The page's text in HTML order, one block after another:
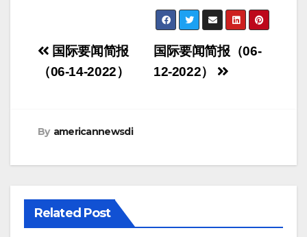
Post
navigation
国际要闻简报（06-
12-2022）
国际要闻简报
（06-14-2022）
By americannewsdi
Related Post